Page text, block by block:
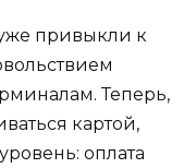
привыкли к
Теперь,
картой,
оплата